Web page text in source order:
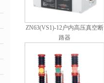
ZN63(VS1)-12户内高压真空断
路器